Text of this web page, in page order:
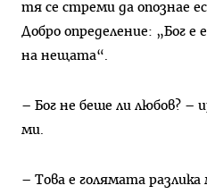
тя се стреми да опознае
Добро определение: „Бог
на нещата“.
– Бог не беше ли любов? –
ми.
– Това е голямата разлика